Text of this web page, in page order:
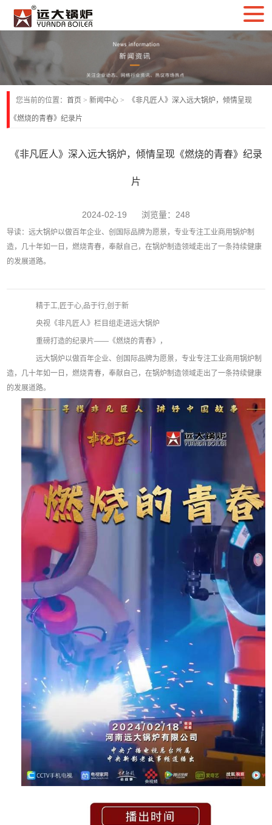
您当前的位置：首页 >新闻中心 > 《非凡匠人》深入远大锅炉，倾情呈现
《燃烧的青春》纪录片
《非凡匠人》深入远大锅炉，倾情呈现《燃烧的青春》纪录
片
2024-02-19 浏览量：248
导读：远大锅炉以做百年企业、创国际品牌为愿景，专业专注工业商用锅炉制
造，几十年如一日，燃烧青春，奉献自己，在锅炉制造领域走出了一条持续健康
的发展道路。
精于工,匠于心,品于行,创于新
央视《非凡匠人》栏目组走进远大锅炉
重磅打造的纪录片——《燃烧的青春》，
远大锅炉以做百年企业、创国际品牌为愿景，专业专注工业商用锅炉制
造，几十年如一日，燃烧青春，奉献自己，在锅炉制造领域走出了一条持续健康
的发展道路。